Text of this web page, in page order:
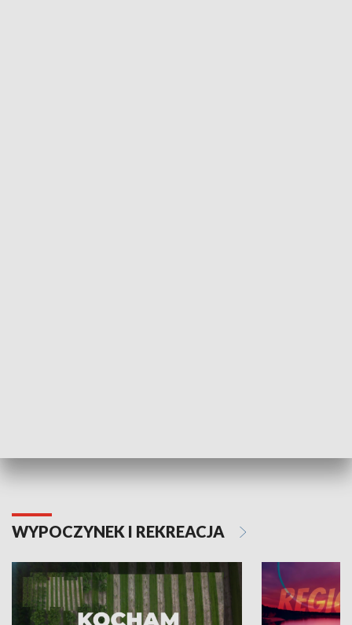
WYPOCZYNEK I REKREACJA